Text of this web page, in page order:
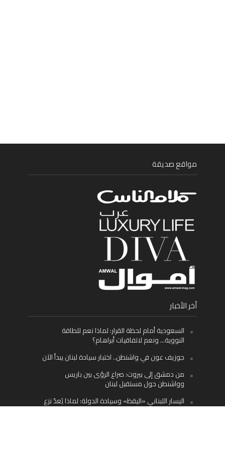
مواقع صديقة
أخر الأخبار
السعودية أمام لحظة القرار: لماذا نعم للطاقة
النووية… ونعم لاتفاقيات أبراهام؟
جوزيف عون في واشنطن.. اختبار سيادة لبنان يبدأ الآن
من دمشق إلى بيروت: صراع الرؤى بين باريس
وواشنطن حول مستقبل لبنان
اليسار اللبناني «اليقظ» وسيادة الدولة: لماذا يُعدّ نزع
سلاح حزب الله الطريق الوحيد إلى مستقبل لبنان؟